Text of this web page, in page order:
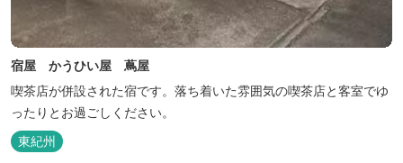
宿屋 かうひい屋 蔦屋
喫茶店が併設された宿です。落ち着いた雰囲気の喫茶店と客室でゆ
ったりとお過ごしください。
東紀州